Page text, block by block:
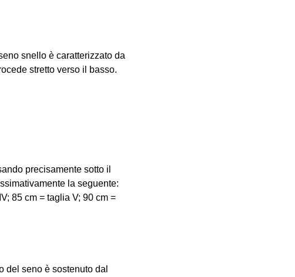
snello è caratterizzato da
stretto verso il basso.
precisamente sotto il
la seguente:
85 cm = taglia V; 90 cm =
del seno è sostenuto dal